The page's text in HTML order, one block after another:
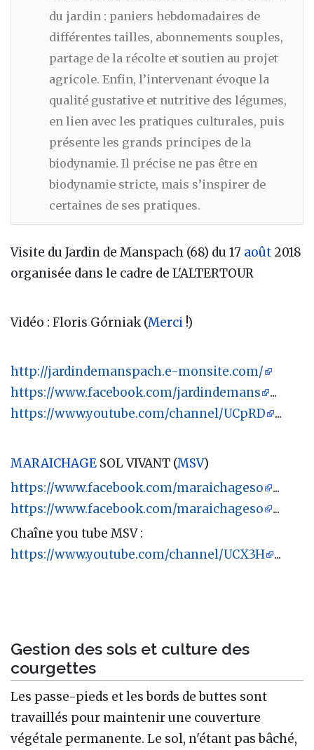
du jardin : paniers hebdomadaires de
différentes tailles, abonnements souples,
partage de la récolte et soutien au projet
agricole. Enfin, l’intervenant évoque la
qualité gustative et nutritive des légumes,
en lien avec les pratiques culturales, puis
présente les grands principes de la
biodynamie. Il précise ne pas être en
biodynamie stricte, mais s’inspirer de
certaines de ses pratiques.
Visite du Jardin de Manspach (68) du 17 août 2018
organisée dans le cadre de L'ALTERTOUR
Vidéo : Floris Górniak (Merci !)
http://jardindemanspach.e-monsite.com/
https://www.facebook.com/jardindemans
...
https://www.youtube.com/channel/UCpRD
...
MARAICHAGE SOL VIVANT (MSV)
https://www.facebook.com/maraichageso
...
https://www.facebook.com/maraichageso
...
Chaîne you tube MSV :
https://www.youtube.com/channel/UCX3H
...
Gestion des sols et culture des
courgettes
Les passe-pieds et les bords de buttes sont
travaillés pour maintenir une couverture
végétale permanente. Le sol, n'étant pas bâché,